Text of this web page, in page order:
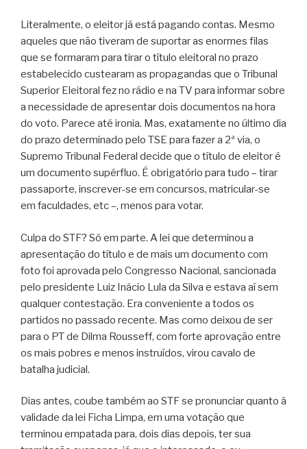
Literalmente, o eleitor já está pagando contas. Mesmo
aqueles que não tiveram de suportar as enormes filas
que se formaram para tirar o título eleitoral no prazo
estabelecido custearam as propagandas que o Tribunal
Superior Eleitoral fez no rádio e na TV para informar sobre
a necessidade de apresentar dois documentos na hora
do voto. Parece até ironia. Mas, exatamente no último dia
do prazo determinado pelo TSE para fazer a 2ª via, o
Supremo Tribunal Federal decide que o título de eleitor é
um documento supérfluo. É obrigatório para tudo – tirar
passaporte, inscrever-se em concursos, matricular-se
em faculdades, etc –, menos para votar.
Culpa do STF? Só em parte. A lei que determinou a
apresentação do título e de mais um documento com
foto foi aprovada pelo Congresso Nacional, sancionada
pelo presidente Luiz Inácio Lula da Silva e estava aí sem
qualquer contestação. Era conveniente a todos os
partidos no passado recente. Mas como deixou de ser
para o PT de Dilma Rousseff, com forte aprovação entre
os mais pobres e menos instruídos, virou cavalo de
batalha judicial.
Dias antes, coube também ao STF se pronunciar quanto à
validade da lei Ficha Limpa, em uma votação que
terminou empatada para, dois dias depois, ter sua